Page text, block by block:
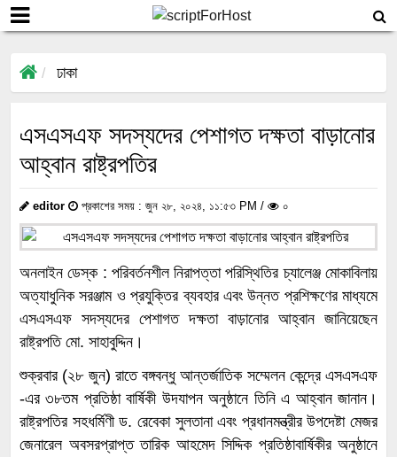
ঢাকা
এসএসএফ সদস্যদের পেশাগত দক্ষতা বাড়ানোর
আহ্বান রাষ্ট্রপতির
editor প্রকাশের সময় : জুন ২৮, ২০২৪, ১১:৫৩ PM / ০
অনলাইন ডেস্ক : পরিবর্তনশীল নিরাপত্তা পরিস্থিতির চ্যালেঞ্জ মোকাবিলায়
অত্যাধুনিক সরঞ্জাম ও প্রযুক্তির ব্যবহার এবং উন্নত প্রশিক্ষণের মাধ্যমে
এসএসএফ সদস্যদের পেশাগত দক্ষতা বাড়ানোর আহ্বান জানিয়েছেন
রাষ্ট্রপতি মো. সাহাবুদ্দিন।
শুক্রবার (২৮ জুন) রাতে বঙ্গবন্ধু আন্তর্জাতিক সম্মেলন কেন্দ্রে এসএসএফ
-এর ৩৮তম প্রতিষ্ঠা বার্ষিকী উদযাপন অনুষ্ঠানে তিনি এ আহ্বান জানান।
রাষ্ট্রপতির সহধর্মিণী ড. রেবেকা সুলতানা এবং প্রধানমন্ত্রীর উপদেষ্টা মেজর
জেনারেল অবসরপ্রাপ্ত তারিক আহমেদ সিদ্দিক প্রতিষ্ঠাবার্ষিকীর অনুষ্ঠানে